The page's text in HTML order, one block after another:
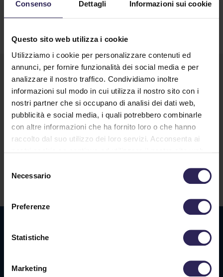
Consenso Dettagli Informazioni sui cookie
Questo sito web utilizza i cookie
Utilizziamo i cookie per personalizzare contenuti ed
annunci, per fornire funzionalità dei social media e per
analizzare il nostro traffico. Condividiamo inoltre
informazioni sul modo in cui utilizza il nostro sito con i
nostri partner che si occupano di analisi dei dati web,
pubblicità e social media, i quali potrebbero combinarle
con altre informazioni che ha fornito loro o che hanno
raccolto dal suo utilizzo dei loro servizi. Acconsenta ai
delNecessario
Preferenze
Statistiche
Marketing
Lavora con noi